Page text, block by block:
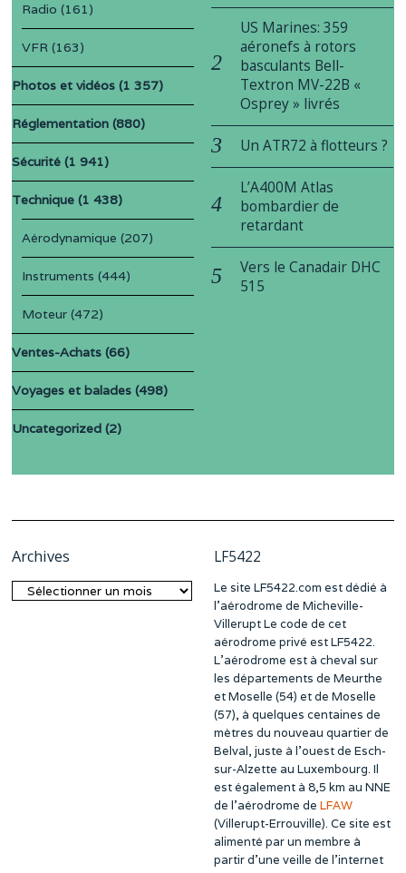
Radio (161)
VFR (163)
Photos et vidéos (1 357)
Réglementation (880)
Sécurité (1 941)
Technique (1 438)
Aérodynamique (207)
Instruments (444)
Moteur (472)
Ventes-Achats (66)
Voyages et balades (498)
Uncategorized (2)
US Marines: 359
aéronefs à rotors
basculants Bell-
Textron MV-22B «
Osprey » livrés
Un ATR72 à flotteurs ?
L’A400M Atlas
bombardier de
retardant
Vers le Canadair DHC
515
Archives
Archives
LF5422
Le site LF5422.com est dédié à
l’aérodrome de Micheville-
Villerupt Le code de cet
aérodrome privé est LF5422.
L’aérodrome est à cheval sur
les départements de Meurthe
et Moselle (54) et de Moselle
(57), à quelques centaines de
mètres du nouveau quartier de
Belval, juste à l’ouest de Esch-
sur-Alzette au Luxembourg. Il
est également à 8,5 km au NNE
de l’aérodrome de LFAW
(Villerupt-Errouville). Ce site est
alimenté par un membre à
partir d’une veille de l’internet